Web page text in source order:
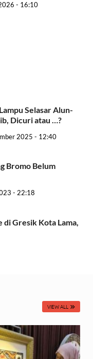
- 16:10
Selasar Alun-
Dicuri atau …?
2025 - 12:40
Bromo Belum
- 22:18
Gresik Kota Lama,
VIEW ALL